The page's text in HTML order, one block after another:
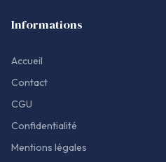
Informations
Accueil
Contact
CGU
Confidentialité
Mentions légales